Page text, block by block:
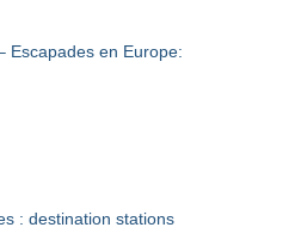
Escapades en Europe:
: destination stations